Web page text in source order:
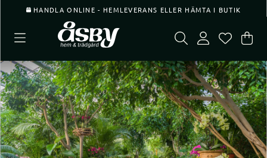
HANDLA ONLINE - HEMLEVERANS ELLER HÄMTA I BUTIK
.